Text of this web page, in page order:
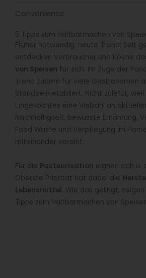
Convenience
5 Tipps zum Haltbarmachen von
Früher notwendig, heute Trend: Seit
entdecken Verbraucher und Köche
von Speisen für sich. Im Zuge der
Trend zudem für viele Gastronomen
Standbein etabliert. Nicht zuletzt, weil
Eingekochtes eine Vielzahl an
Nachhaltigkeit, bewusste Ernährung,
Food Waste und Verpflegung im
miteinander vereint.
Für die Pasteurisation eignen sich u.
Oberste Priorität hat dabei die
Lebensmittel . Wie das gelingt,
Tipps zum Haltbarmachen von